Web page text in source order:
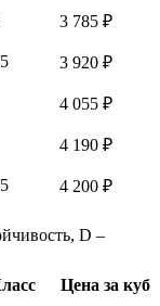
3 785 ₽
3 920 ₽
4 055 ₽
4 190 ₽
4 200 ₽
D –
Цена за куб